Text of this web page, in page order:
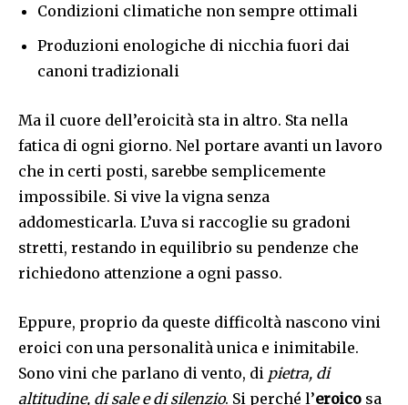
Condizioni climatiche non sempre ottimali
Produzioni enologiche di nicchia fuori dai
canoni tradizionali
Ma il cuore dell’eroicità sta in altro. Sta nella
fatica di ogni giorno. Nel portare avanti un lavoro
che in certi posti, sarebbe semplicemente
impossibile. Si vive la vigna senza
addomesticarla. L’uva si raccoglie su gradoni
stretti, restando in equilibrio su pendenze che
richiedono attenzione a ogni passo.
Eppure, proprio da queste difficoltà nascono vini
eroici con una personalità unica e inimitabile.
Sono vini che parlano di vento, di pietra, di
altitudine, di sale e di silenzio. Si perché l’eroico sa